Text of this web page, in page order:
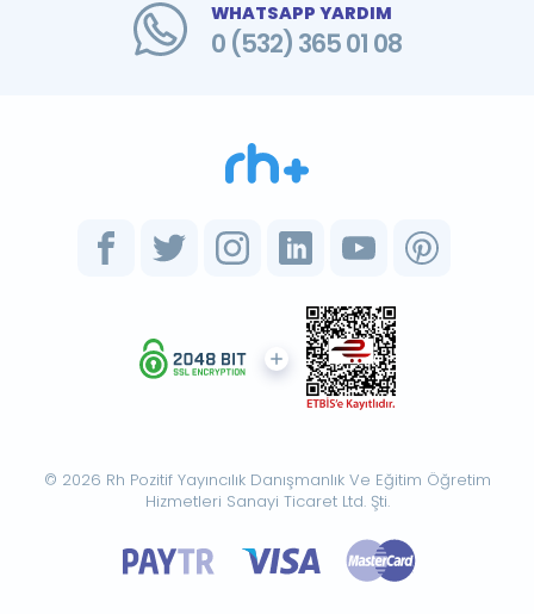
WHATSAPP YARDIM
0 (532) 365 01 08
© 2026 Rh Pozitif Yayıncılık Danışmanlık Ve Eğitim Öğretim
Hizmetleri Sanayi Ticaret Ltd. Şti.